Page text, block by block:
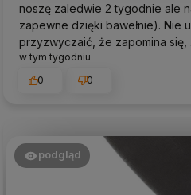
noszę zaledwie 2 tygodnie ale
zapewne dzięki bawełnie). Nie
przyzwyczaić, że zapomina
w tym tygodniu
0
0
podgląd